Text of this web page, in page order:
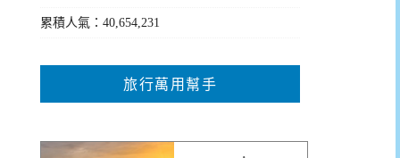
累積人氣：40,654,231
旅行萬用幫手